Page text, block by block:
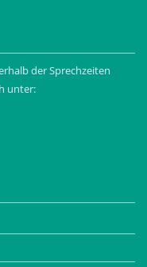
der Sprechzeiten
unter: